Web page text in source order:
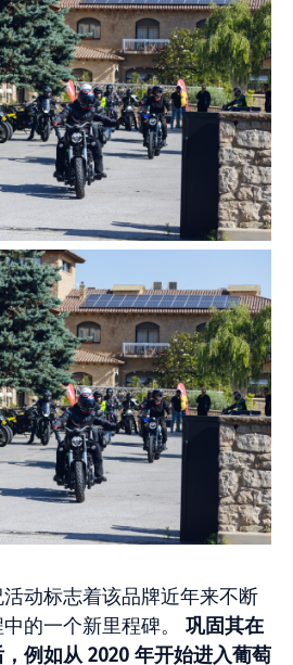
动标志着该品牌近年来不断
的一个新里程碑。 巩固其在
例如从 2020 年开始进入葡萄